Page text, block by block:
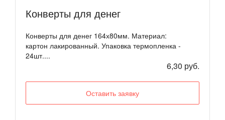
Конверты для денег
Конверты для денег 164х80мм. Материал:
картон лакированный. Упаковка термопленка -
24шт....
6,30 руб.
Оставить заявку